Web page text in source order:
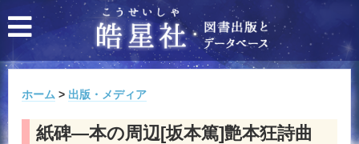
ホーム > 出版・メディア
紙碑―本の周辺[坂本篤]艶本狂詩曲